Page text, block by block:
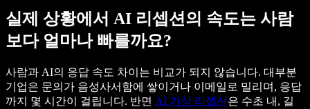
실제 상황에서 AI 리셉션의 속도는 사람
보다 얼마나 빠를까요?
사람과 AI의 응답 속도 차이는 비교가 되지 않습니다. 대부분
기업은 문의가 음성사서함에 쌓이거나 이메일로 밀리며, 응답
까지 몇 시간이 걸립니다. 반면 AI 가상 리셉션 은 수초 내, 길